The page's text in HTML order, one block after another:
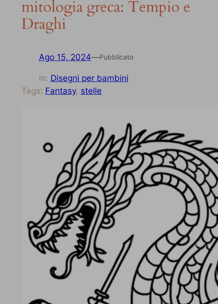
mitologia greca: Tempio e
Draghi
Ago 15, 2024—Pubblicato
in: Disegni per bambini
Tags: Fantasy, stelle